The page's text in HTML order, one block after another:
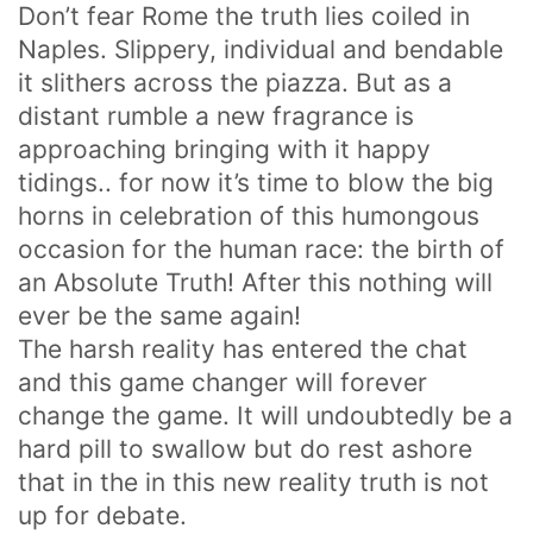
Don’t fear Rome the truth lies coiled in
Naples. Slippery, individual and bendable
it slithers across the piazza. But as a
distant rumble a new fragrance is
approaching bringing with it happy
tidings.. for now it’s time to blow the big
horns in celebration of this humongous
occasion for the human race: the birth of
an Absolute Truth! After this nothing will
ever be the same again!
The harsh reality has entered the chat
and this game changer will forever
change the game. It will undoubtedly be a
hard pill to swallow but do rest ashore
that in the in this new reality truth is not
up for debate.
Som en bra konstskola värnar vi om kreativ
subjektivitet.
Ett eget konstnärlig språk ger kraftfulla verktyg att
själv påverka framtiden.
HITTA OSS
Göteborgs konstskola
Första Långgatan 10,
413 03 Göteborg, Sweden
KONTAKTA OSS
Telefon: +46 31 14 80 61